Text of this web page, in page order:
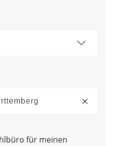
für meinen